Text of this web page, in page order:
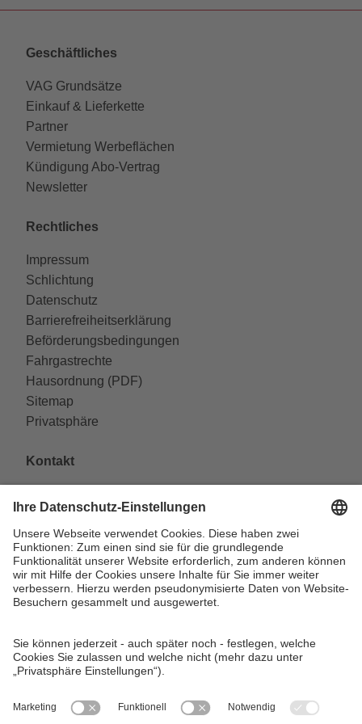
Geschäftliches
VAG Grundsätze
Einkauf & Lieferkette
Partner
Vermietung Werbeflächen
Kündigung Abo-Vertrag
Newsletter
Rechtliches
Impressum
Schlichtung
Datenschutz
Barrierefreiheitserklärung
Beförderungsbedingungen
Fahrgastrechte
Hausordnung (PDF)
Sitemap
Privatsphäre
Kontakt
Südliche Fürther Straße 5
90429 Nürnberg
Telefon: 0911 283-4646
Kontaktformulare
FAQ
KundenCenter